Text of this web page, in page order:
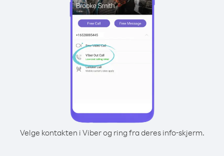
Velge kontakten i Viber og ring fra deres info-skjerm.